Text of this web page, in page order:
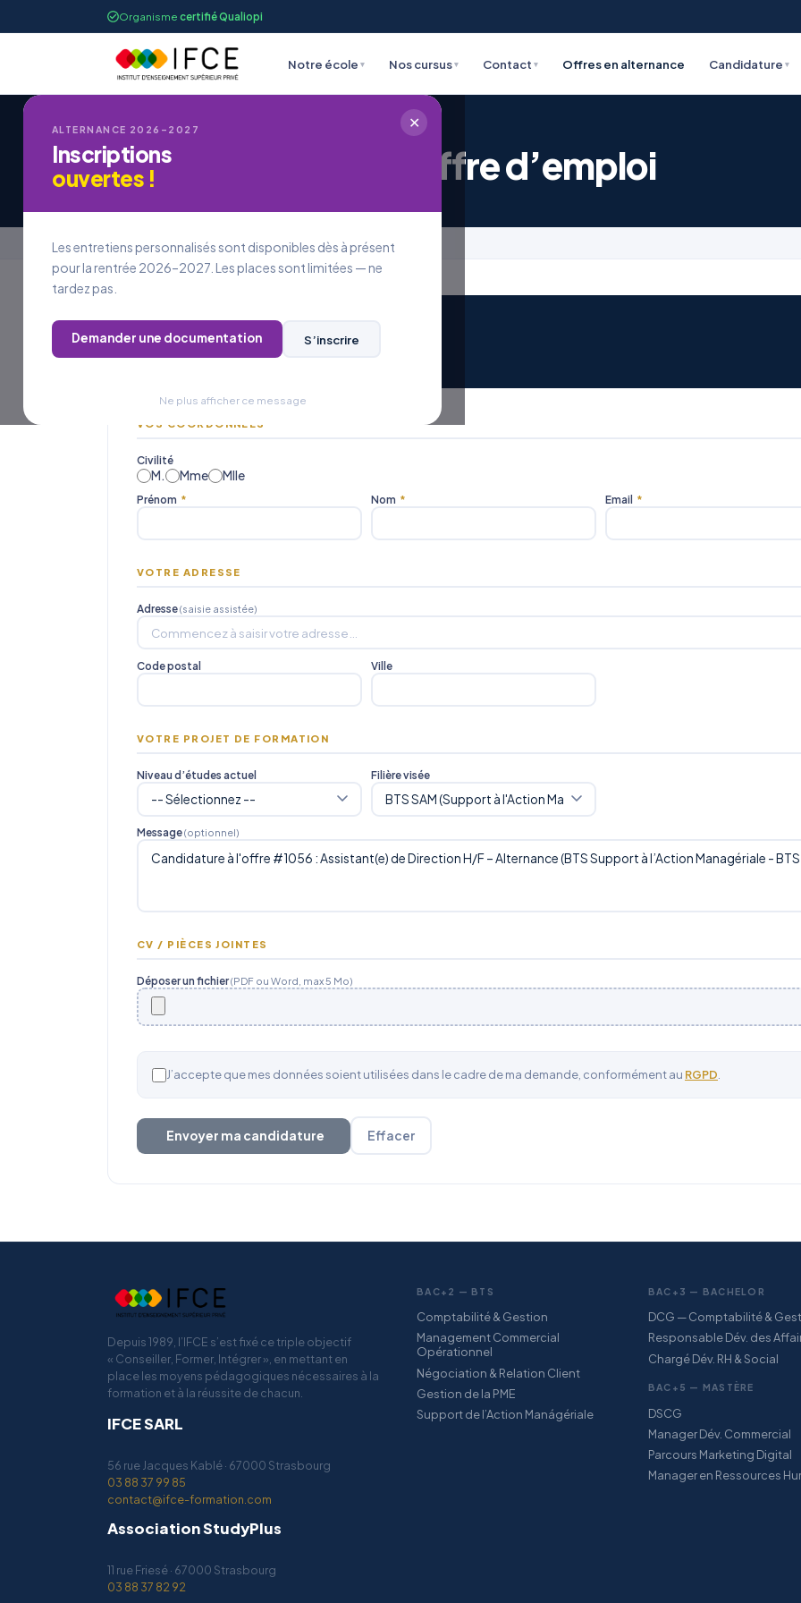
Organisme certifié Qualiopi
Notre école ▾ Nos cursus▾ Contact ▾ Offres en alternance Candidature ▾
✕
ALTERNANCE 2026–2027
Inscriptions
ouvertes !
Les entretiens personnalisés sont disponibles dès à présent
pour la rentrée 2026–2027. Les places sont limitées — ne
tardez pas.
Demander une documentation S’inscrire
Ne plus afficher ce message
Candidature à une offre d’emploi
Accueil › Candidature à une offre d’emploi
Postuler àune offre
VOS COORDONNÉES
Civilité
M. Mme Mlle
Prénom * Nom * Email *
VOTRE ADRESSE
Adresse(saisie assistée)
Code postal Ville
VOTRE PROJET DE FORMATION
Niveau d’études actuel Filière visée
Message(optionnel)
CV / PIÈCES JOINTES
Déposer un fichier(PDF ou Word, max 5 Mo)
J’accepte que mes données soient utilisées dans le cadre de ma demande, conformément au RGPD.
Envoyer ma candidature Effacer
Depuis 1989, l’IFCE s’est fixé ce triple objectif
« Conseiller, Former, Intégrer », en mettant en
place les moyens pédagogiques nécessaires à la
formation et à la réussite de chacun.
IFCE SARL
56 rue Jacques Kablé · 67000 Strasbourg
03 88 37 99 85
contact@ifce-formation.com
Association StudyPlus
11 rue Friesé · 67000 Strasbourg
03 88 37 82 92
BAC+2 — BTS
Comptabilité & Gestion
Management Commercial
Opérationnel
Négociation & Relation Client
Gestion de la PME
Support de l’Action Manágériale
BAC+3 — BACHELOR
DCG — Comptabilité &
Responsable Dév. des
Chargé Dév. RH & Social
BAC+5 — MASTÈRE
DSCG
Manager Dév. Commercial
Parcours Marketing Digital
Manager en Ressources